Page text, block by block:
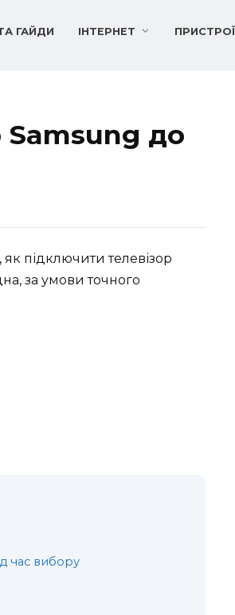
ГАЙДИ ІНТЕРНЕТ ПРИСТРОЇ
Samsung до
підключити телевізор
за умови точного
час вибору